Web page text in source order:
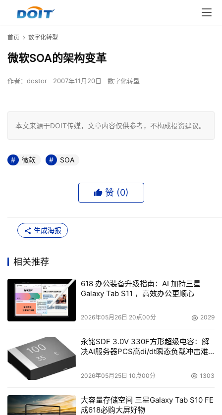
首页 数字化转型
微软SOA的架构变革
作者： dostor 2007年11月20日 数字化转型
本文来源于DOIT传媒，文章内容仅供参考，不构成投资建议。
微软 SOA
赞 (0)
生成海报
相关推荐
618 办公装备升级指南：AI 加持三星
Galaxy Tab S11 ，高效办公更顺心
2026年05月26日 20点00分 2029
永铭SDF 3.0V 330F方形超级电容：解
决AI服务器PCS高di/dt瞬态负载冲击难
2026年05月25日 10点00分 1303
大容量存储空间 三星Galaxy Tab S10 FE
成618必购大屏好物